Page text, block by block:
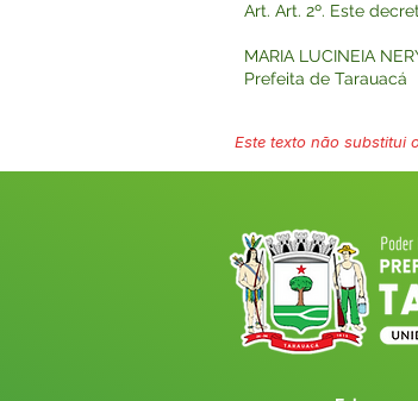
Art. Art. 2º. Este
MARIA LUCINEIA
Prefeita de Tarauacá
Este texto não substitui